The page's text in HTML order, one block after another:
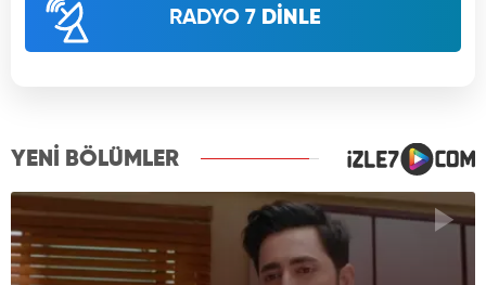
RADYO 7 DİNLE
YENİ BÖLÜMLER